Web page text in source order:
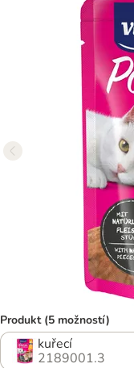
Produkt (5 možností)
kuřecí
2189001.3